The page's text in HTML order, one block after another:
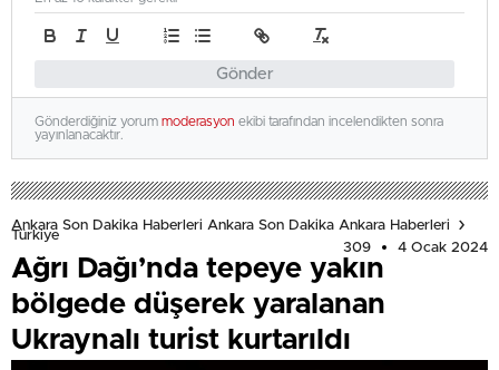
Gönder
Gönderdiğiniz yorum moderasyon ekibi tarafından incelendikten sonra
yayınlanacaktır.
Ankara Son Dakika Haberleri Ankara Son Dakika Ankara Haberleri
Türkiye
309
4 Ocak 2024
Ağrı Dağı’nda tepeye yakın
bölgede düşerek yaralanan
Ukraynalı turist kurtarıldı